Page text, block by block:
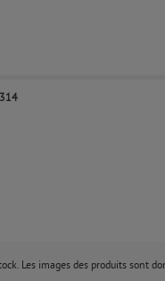
Les images des produits sont